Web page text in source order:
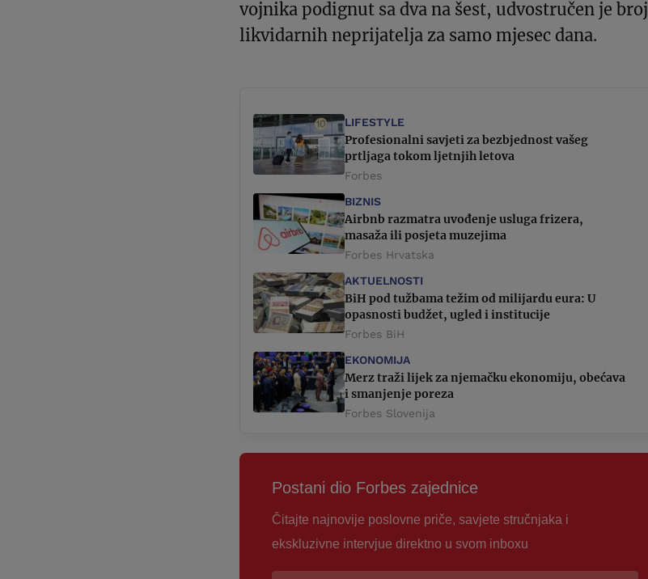
vojnika podignut sa dva na šest, udvostručen je broj
likvidarnih neprijatelja za samo mjesec dana.
LIFESTYLE
Profesionalni savjeti za bezbjednost vašeg
prtljaga tokom ljetnjih letova
Forbes
BIZNIS
Airbnb razmatra uvođenje usluga frizera,
masaža ili posjeta muzejima
Forbes Hrvatska
AKTUELNOSTI
BiH pod tužbama težim od milijardu eura: U
opasnosti budžet, ugled i institucije
Forbes BiH
EKONOMIJA
Merz traži lijek za njemačku ekonomiju, obećava
i smanjenje poreza
Forbes Slovenija
Postani dio Forbes zajednice
Čitajte najnovije poslovne priče, savjete stručnjaka i
ekskluzivne intervjue direktno u svom inboxu